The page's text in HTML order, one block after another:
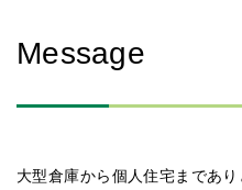
Message
大型倉庫から個人住宅まであ